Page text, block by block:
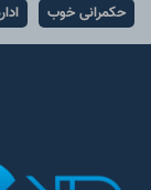
حکمرانی خوب